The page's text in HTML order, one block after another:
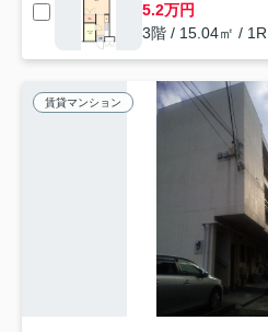
5.2万円
3階 / 15.04㎡ / 1R
賃貸マンション